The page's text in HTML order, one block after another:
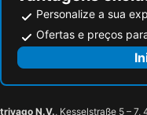
Personalize a sua
Ofertas e preços
trivago N.V., Kesselstraße 5 – 7,